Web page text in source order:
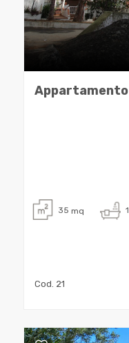
Appartamento
35 mq 1
Cod. 21
multiscelta
Commerciali